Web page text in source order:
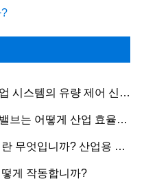
시스템의 유량 제어 신뢰
브는 어떻게 산업 효율성
무엇입니까? 산업용 밸
하나인 이유는 무엇입니
게 작동합니까?